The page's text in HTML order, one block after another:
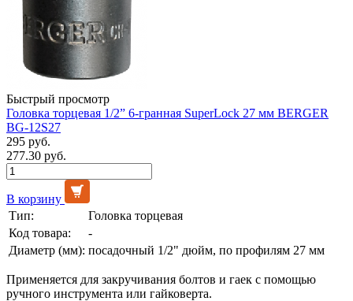
Быстрый просмотр
Головка торцевая 1/2” 6-гранная SuperLock 27 мм BERGER
BG-12S27
295 руб.
277.30 руб.
В корзину
Тип:
Головка торцевая
Код товара:
-
Диаметр (мм): посадочный 1/2" дюйм, по профилям 27 мм
Применяется для закручивания болтов и гаек с помощью
ручного инструмента или гайковерта.